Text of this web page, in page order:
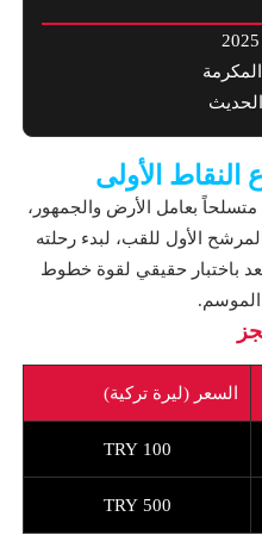
النقاط الأولى
متسلحاً بعامل الأرض والجمهور،
الأول للقب، لبدء رحلته
تعد باختبار حقيقي لقوة خطوط
الموسم.
السعر (ليرة تركية)
100 TRY
500 TRY